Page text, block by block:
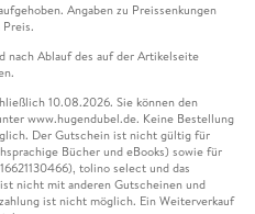
Angaben zu Preissenkungen
nach Ablauf des auf der Artikelseite
10.08.2026. Sie können den
www.hugendubel.de. Keine Bestellung
Der Gutschein ist nicht gültig für
Bücher und eBooks) sowie für
tolino select und das
nicht mit anderen Gutscheinen und
ist nicht möglich. Ein Weiterverkauf